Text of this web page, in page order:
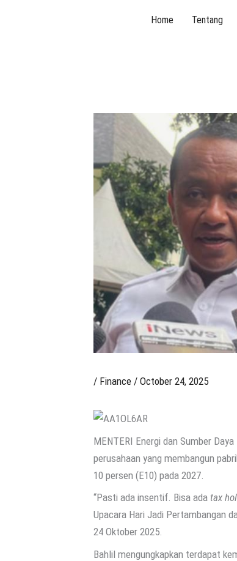
Home Tentang
/ Finance / October 24, 2025
MENTERI Energi dan Sumber
perusahaan yang membangun
10 persen (E10) pada 2027.
“Pasti ada insentif. Bisa ada tax
Upacara Hari Jadi Pertambangan
24 Oktober 2025.
Bahlil mengungkapkan terdapat